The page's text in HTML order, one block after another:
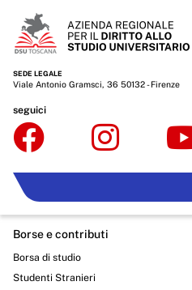
SEDE LEGALE
Viale Antonio Gramsci, 36 50132 - Firenze
seguici
Borse e contributi
Borsa di studio
Studenti Stranieri